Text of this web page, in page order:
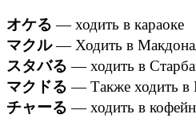
オケる — ходить в караоке
マクル— Ходить в
スタバる — ходить в
マクドる — Также ходить в
チャーる — ходить в